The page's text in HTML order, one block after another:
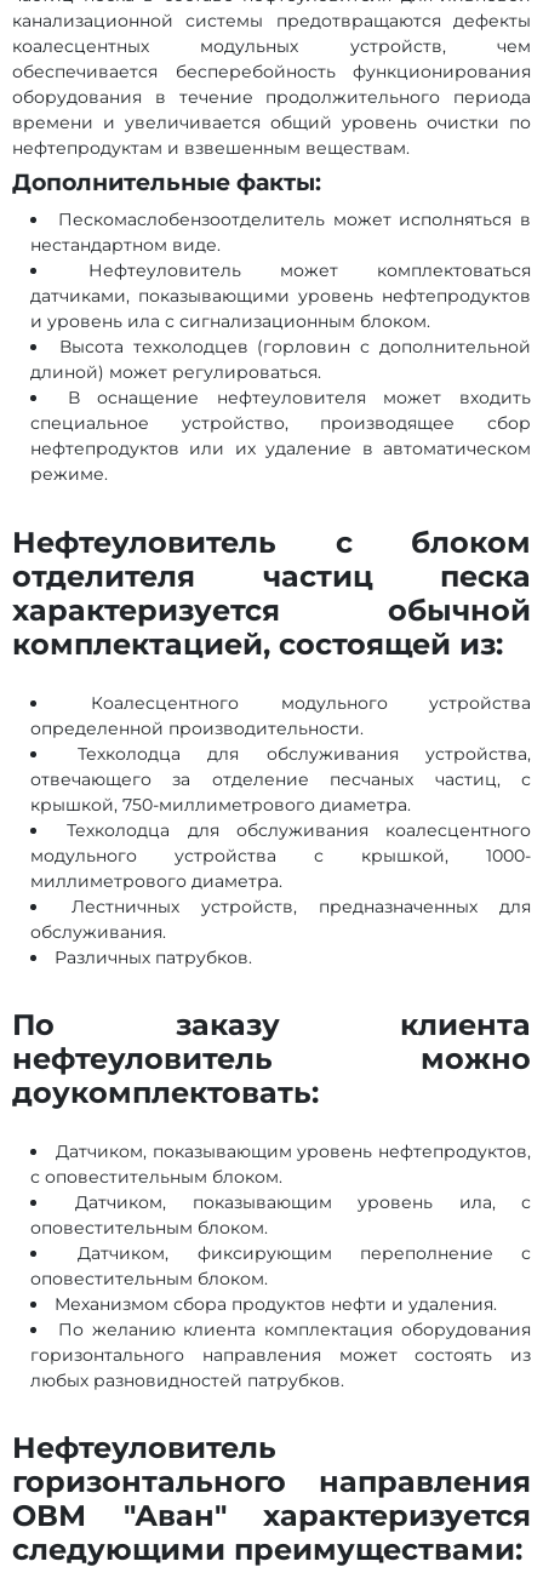
канализационной системы предотвращаются дефекты
коалесцентных модульных устройств, чем
обеспечивается бесперебойность функционирования
оборудования в течение продолжительного периода
времени и увеличивается общий уровень очистки по
нефтепродуктам и взвешенным веществам.
Дополнительные факты:
Пескомаслобензоотделитель может исполняться в
нестандартном виде.
Нефтеуловитель может комплектоваться
датчиками, показывающими уровень нефтепродуктов
и уровень ила с сигнализационным блоком.
Высота техколодцев (горловин с дополнительной
длиной) может регулироваться.
В оснащение нефтеуловителя может входить
специальное устройство, производящее сбор
нефтепродуктов или их удаление в автоматическом
режиме.
Нефтеуловитель с блоком
отделителя частиц песка
характеризуется обычной
комплектацией, состоящей из:
Коалесцентного модульного устройства
определенной производительности.
Техколодца для обслуживания устройства,
отвечающего за отделение песчаных частиц, с
крышкой, 750-миллиметрового диаметра.
Техколодца для обслуживания коалесцентного
модульного устройства с крышкой, 1000-
миллиметрового диаметра.
Лестничных устройств, предназначенных для
обслуживания.
Различных патрубков.
По заказу клиента
нефтеуловитель можно
доукомплектовать:
Датчиком, показывающим уровень нефтепродуктов,
с оповестительным блоком.
Датчиком, показывающим уровень ила, с
оповестительным блоком.
Датчиком, фиксирующим переполнение с
оповестительным блоком.
Механизмом сбора продуктов нефти и удаления.
По желанию клиента комплектация оборудования
горизонтального направления может состоять из
любых разновидностей патрубков.
Нефтеуловитель
горизонтального направления
ОВМ "Аван" характеризуется
следующими преимуществами: